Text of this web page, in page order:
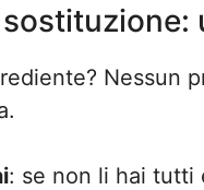
Nessun
: se non li hai tutti